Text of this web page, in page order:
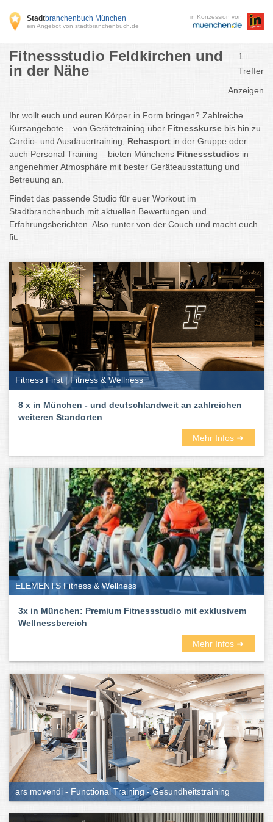
Stadtbranchenbuch München
ein Angebot von stadtbranchenbuch.de
in Konzession von
Fitnessstudio Feldkirchen und
in der Nähe
1
Treffer
Anzeigen
Ihr wollt euch und euren Körper in Form bringen? Zahlreiche
Kursangebote – von Gerätetraining über Fitnesskurse bis hin zu
Cardio- und Ausdauertraining, Rehasport in der Gruppe oder
auch Personal Training – bieten Münchens Fitnessstudios in
angenehmerAtmosphäre mit bester Geräteausstattung und
Betreuung an.
Findet das passende Studio für euer Workout im
Stadtbranchenbuch mit aktuellen Bewertungen und
Erfahrungsberichten. Also runter von der Couch und macht euch
fit.
Fitness First | Fitness & Wellness
8 x in München - und deutschlandweit an zahlreichen
weiteren Standorten
Mehr Infos ➜
ELEMENTS Fitness & Wellness
3x in München: Premium Fitnessstudio mit exklusivem
Wellnessbereich
Mehr Infos ➜
ars movendi - Functional Training - Gesundheitstraining